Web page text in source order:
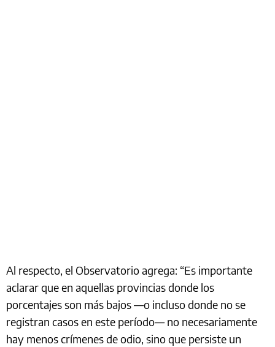
Al respecto, el Observatorio agrega: “Es importante
aclarar que en aquellas provincias donde los
porcentajes son más bajos —o incluso donde no se
registran casos en este período— no necesariamente
hay menos crímenes de odio, sino que persiste un